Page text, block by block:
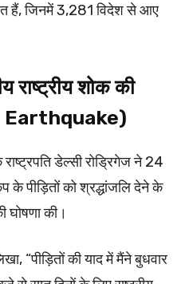
हैं, जिनमें 3,281 विदेश से आए
राष्ट्रीय शोक की
Earthquake)
डेल्सी रोड्रिगेज ने 24
पीड़ितों को श्रद्धांजलि देने के
घोषणा की।
“पीड़ितों की याद में मैंने बुधवार